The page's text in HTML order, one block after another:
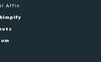
Affin